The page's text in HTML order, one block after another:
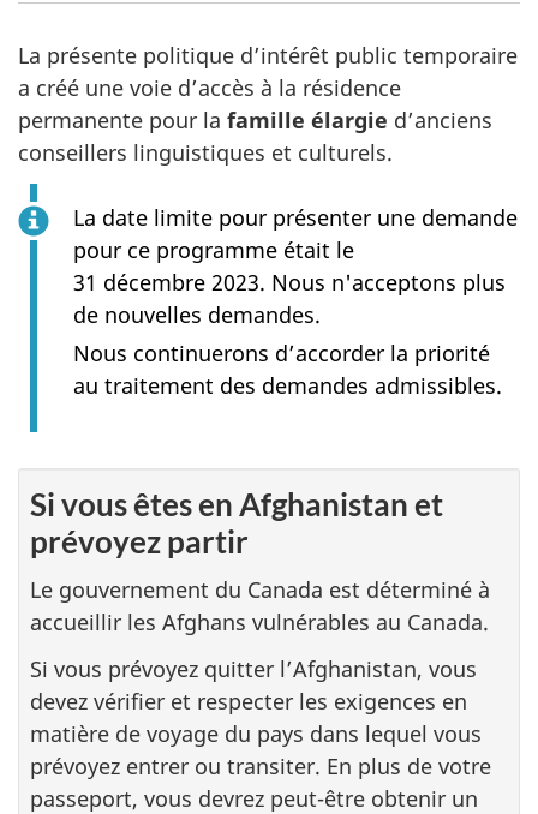
La présente politique d’intérêt public temporaire
a créé une voie d’accès à la résidence
permanente pour la famille élargie d’anciens
conseillers linguistiques et culturels.
La date limite pour présenter une demande
pour ce programme était le
31 décembre 2023. Nous n'acceptons plus
de nouvelles demandes.
Nous continuerons d’accorder la priorité
au traitement des demandes admissibles.
Si vous êtes en Afghanistan et
prévoyez partir
Le gouvernement du Canada est déterminé à
accueillir les Afghans vulnérables au Canada.
Si vous prévoyez quitter l’Afghanistan, vous
devez vérifier et respecter les exigences en
matière de voyage du pays dans lequel vous
prévoyez entrer ou transiter. En plus de votre
passeport, vous devrez peut-être obtenir un